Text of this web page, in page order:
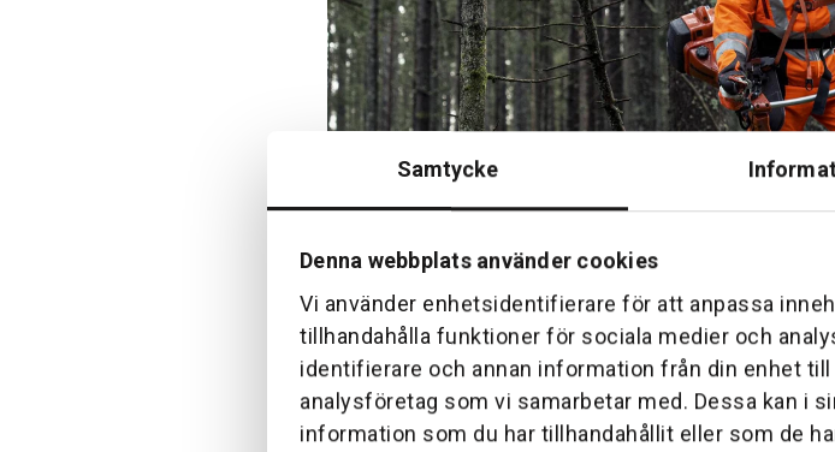
Samtycke
Denna webbplats använder cookies
Vi använder enhetsidentifierare för att anpassa
tillhandahålla funktioner för sociala medier och
identifierare och annan information från din enhet
analysföretag som vi samarbetar med. Dessa kan i
information som du har tillhandahållit eller som de
Husqvarna röjsåg miljöbild
Varför ska du välja Söderströms för dina